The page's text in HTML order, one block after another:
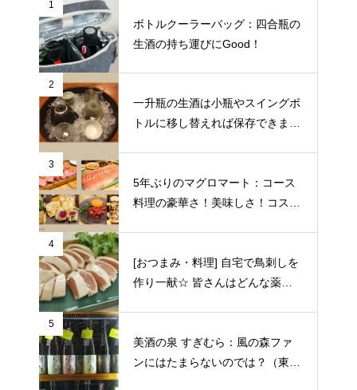
1
ボトルクーラーバッグ：四合瓶の
生酒の持ち運びにGood！
2
一升瓶の生酒は小瓶やスイングボ
トルに移し替えれば保存できます
3
5年ぶりのマグロマート：コース
料理の豪華さ！美味しさ！コスパ
4
[おつまみ・料理] 自宅で鳥刺しを
作り一献☆ 皆さんはどんな薬味
5
美酒の泉 すぎむら：風の森ファ
ンにはたまらないのでは？（東京